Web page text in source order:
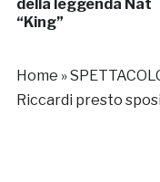
della leggenda Nat
“King”
Home »
Riccardi presto